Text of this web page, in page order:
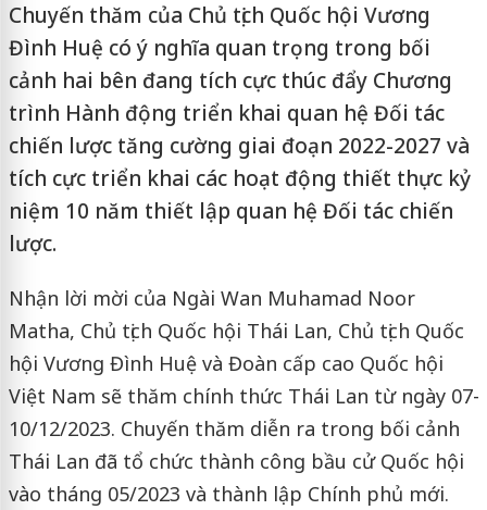
Chuyến thăm của Chủ tịch Quốc hội Vương
Đình Huệ có ý nghĩa quan trọng trong bối
cảnh hai bên đang tích cực thúc đẩy Chương
trình Hành động triển khai quan hệ Đối tác
chiến lược tăng cường giai đoạn 2022-2027 và
tích cực triển khai các hoạt động thiết thực kỷ
niệm 10 năm thiết lập quan hệ Đối tác chiến
lược.
Nhận lời mời của Ngài Wan Muhamad Noor
Matha, Chủ tịch Quốc hội Thái Lan, Chủ tịch Quốc
hội Vương Đình Huệ và Đoàn cấp cao Quốc hội
Việt Nam sẽ thăm chính thức Thái Lan từ ngày 07-
10/12/2023. Chuyến thăm diễn ra trong bối cảnh
Thái Lan đã tổ chức thành công bầu cử Quốc hội
vào tháng 05/2023 và thành lập Chính phủ mới.